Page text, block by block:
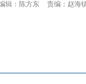
责编：赵海
辑：陈方东